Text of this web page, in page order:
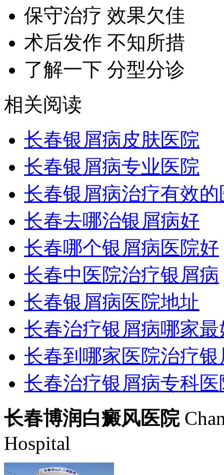
保守治疗 效果欠佳
术后发作 不知所措
了解一下 分型分诊
相关阅读
长春银屑病皮肤医院
长春银屑病专业医院
长春银屑病治疗有效的
长春去哪治银屑病好
长春哪个银屑病医院好
长春中医院治疗银屑病
长春银屑病医院地址
长春治疗银屑病哪家最
长春到哪家医院治疗银
长春治疗银屑病专科
长春博润白癜风医院
Hospital